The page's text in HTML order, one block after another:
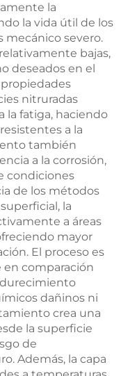
la
la vida útil de los
severo.
bajas,
deseados en el
nitruradas
la fatiga, haciendo
a la
también
a la corrosión,
condiciones
de los métodos
la
a áreas
mayor
El proceso es
comparación
dañinos ni
crea una
la superficie
de
Además, la capa